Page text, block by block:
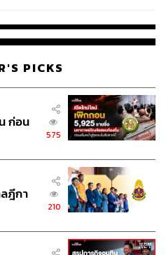
65
THE AUTHOR
TEAM
PICKS
ก่อน
575
ฎีกา
210